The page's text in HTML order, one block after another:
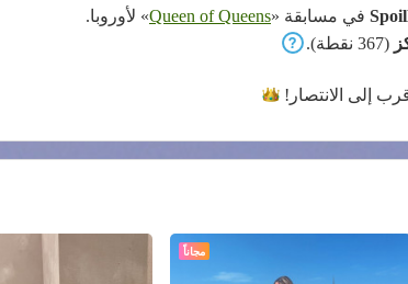
في مسابقة «Queen of Queens» لأوروبا.
(367 نقطة).
إلى الانتصار!
مجاناً